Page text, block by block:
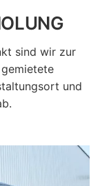
sind wir zur
und